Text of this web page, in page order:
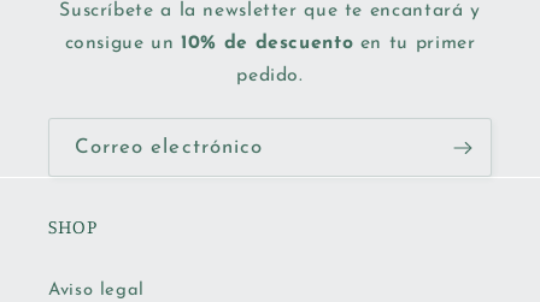
Suscríbete a la newsletter que te encantará y
consigue un10% de descuento en tu primer
pedido.
Correo electrónico
SHOP
Aviso legal